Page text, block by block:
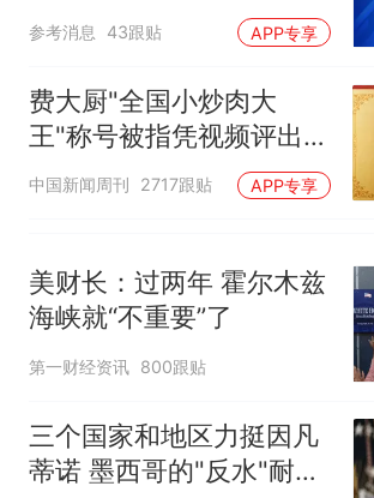
参考消息 43跟贴 APP专享
费大厨"全国小炒肉大
王"称号被指凭视频评出
官方回应
中国新闻周刊 2717跟贴 APP专享
美财长：过两年 霍尔木兹
海峡就“不重要”了
第一财经资讯 800跟贴
三个国家和地区力挺因凡
蒂诺 墨西哥的"反水"耐人